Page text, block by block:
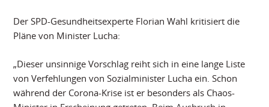
Der SPD-Gesundheitsexperte Florian Wahl kritisiert die
Pläne von Minister Lucha:
„Dieser unsinnige Vorschlag reiht sich in eine lange Liste
von Verfehlungen von Sozialminister Lucha ein. Schon
während der Corona-Krise ist er besonders als Chaos-